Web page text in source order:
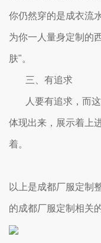
你仍然穿的是成衣流
为你一人量身定制的
肤"。
三、有追求
人要有追求，而
体现出来，展示着上
着。
以上是成都厂服定制
的成都厂服定制相关